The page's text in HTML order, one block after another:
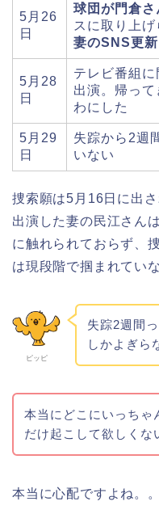
5月26
日
球団が門倉
スに取り上げ
妻のSNS更
5月28
日
テレビ番組
出演。帰っ
わにした
5月29
日
失踪から2週
いない
捜索願は5月16日に出
出演した妻の民江さん
に触れられておらず、
は現段階で掴まれてい
ピッピ
失踪2週間
しかよぎら
本当にどこにいっちゃ
だけ起こして欲しくな
本当に心配ですよね。。